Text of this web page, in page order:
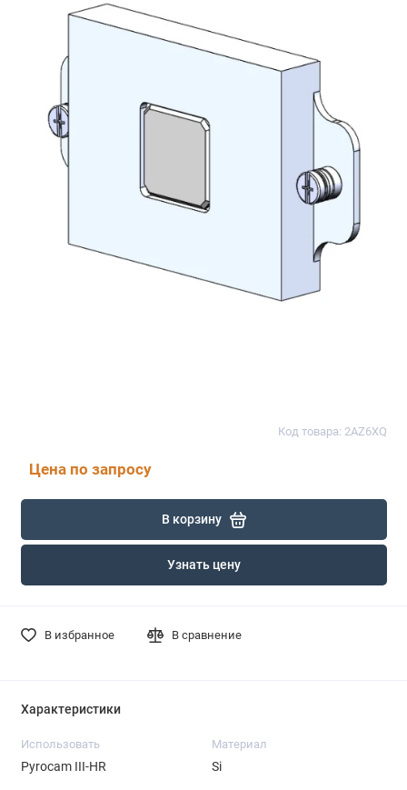
Код товара: 2AZ6XQ
Цена по запросу
В корзину
Узнать цену
В избранное В сравнение
Характеристики
Использовать
Pyrocam III-HR
Материал
Si